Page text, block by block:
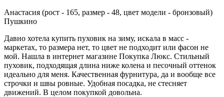
Анастасия (рост - 165, размер - 48, цвет модели - бронзовый)
Пушкино
Давно хотела купить пуховик на зиму, искала в масс -
маркетах, то размера нет, то цвет не подходит или фасон не
мой. Нашла в интернет магазине Покупка Люкс. Стильный
пуховик, подходящая длина ниже колена и песочный оттенок
идеально для меня. Качественная фурнитура, да и вообще все
строчки и швы ровные. Удобная посадка, не стесняет
движений. В целом покупкой довольна.